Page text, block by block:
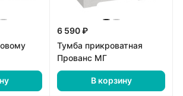
6 590 ₽
Тумба прикроватная
Прованс МГ
В корзину